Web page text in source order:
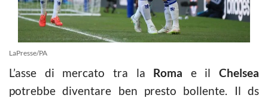
LaPresse/PA
L’asse di mercato tra la Roma e il Chelsea
potrebbe diventare ben presto bollente. Il ds